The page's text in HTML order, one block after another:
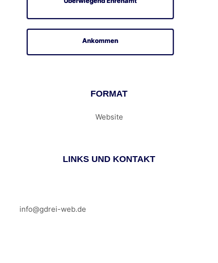
Ankommen
FORMAT
Website
LINKS UND KONTAKT
info@gdrei-web.de